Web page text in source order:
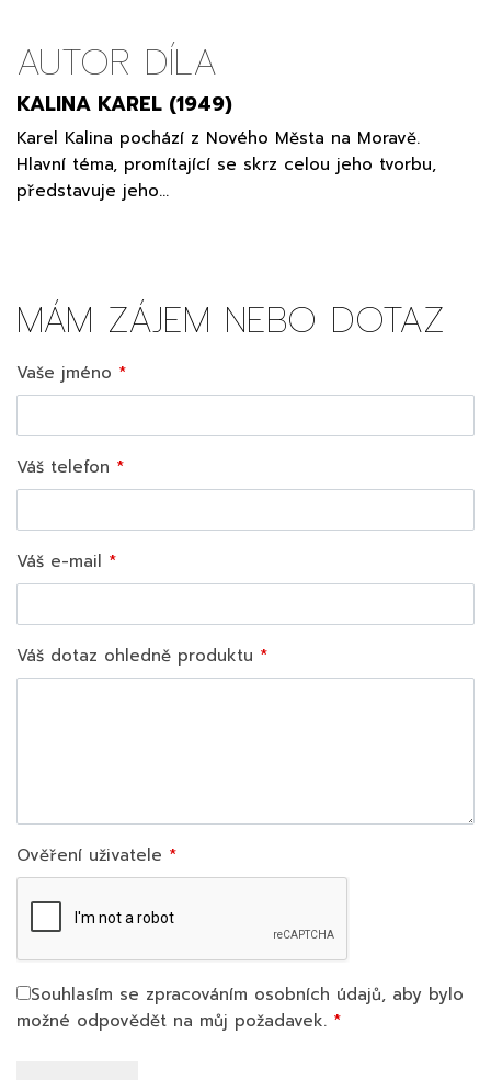
AUTOR DÍLA
KALINA KAREL (1949)
Karel Kalina pochází z Nového Města na Moravě.
Hlavní téma, promítající se skrz celou jeho tvorbu,
představuje jeho…
MÁM ZÁJEM NEBO DOTAZ
Vaše jméno
Váš telefon
Váš e-mail
Váš dotaz ohledně produktu
Ověření uživatele
Souhlasím se zpracováním osobních údajů, aby bylo
možné odpovědět na můj požadavek.